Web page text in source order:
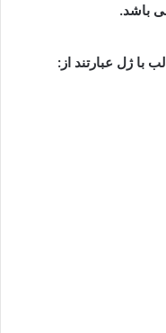
ژل عبارتند از: